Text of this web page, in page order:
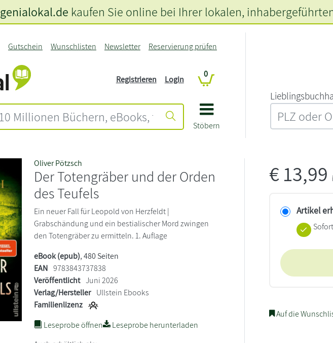
Stöbern
Gutschein Wunschlisten Newsletter Reservierung prüfen
Registrieren Login
0
genialokal.de kaufen Sie online bei Ihrer lokalen,
Oliver Pötzsch
Der Totengräber und der Orden
des Teufels
Ein neuer Fall für Leopold von Herzfeldt |
Grabschändung und ein bestialischer Mord zwingen
den Totengräber zu ermitteln. 1. Auflage
eBook (epub), 480 Seiten
EAN 9783843737838
Veröffentlicht Juni 2026
Verlag/Hersteller Ullstein Ebooks
Familienlizenz
Leseprobe öffnen
Leseprobe herunterladen
€13,99
Artikel
Auf die